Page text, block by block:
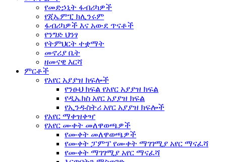
የመድኃኒት ፋብሪካዎች
የጂኤምፒ ክሊንሩም
ፋብሪካዎች እና አውደ ጥናቶች
የንግድ ህንፃ
የትምህርት ተቋማት
መኖሪያ ቤት
ዘመናዊ እርሻ
ምርቶች
የአየር አያያዝ ክፍሎች
የንፁህ ክፍል የአየር አያያዝ ክፍል
የዲኤክስ አየር አያያዝ ክፍል
የኢንዱስትሪ አየር አያያዝ ክፍሎች
የአየር ማቀዝቀዣ
የአየር ሙቀት መለዋወጫዎች
የሙቀት መለዋወጫዎች
የሙቀት ፓምፕ የሙቀት ማገገሚያ አየር ማናፈሻ
የሙቀት ማገገሚያ አየር ማናፈሻ